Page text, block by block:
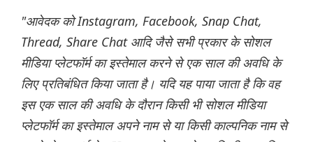
"आवेदक को Instagram, Facebook, Snap Chat,
Thread, Share Chat आदि जैसे सभी प्रकार के सोशल
मीडिया प्लेटफॉर्म का इस्तेमाल करने से एक साल की अवधि के
लिए प्रतिबंधित किया जाता है। यदि यह पाया जाता है कि वह
इस एक साल की अवधि के दौरान किसी भी सोशल मीडिया
प्लेटफॉर्म का इस्तेमाल अपने नाम से या किसी काल्पनिक नाम से